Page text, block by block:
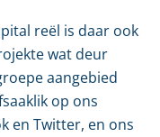
reël is daar ook
wat deur
aangebied
op ons
en Twitter, en ons